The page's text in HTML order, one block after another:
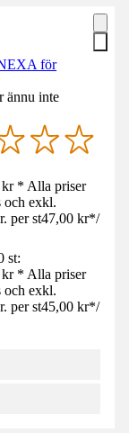
för
ännu inte
* Alla priser
och exkl.
per st47,00 kr*/
st:
* Alla priser
och exkl.
per st45,00 kr*/